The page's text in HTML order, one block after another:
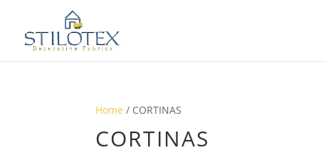
Home / CORTINAS
CORTINAS